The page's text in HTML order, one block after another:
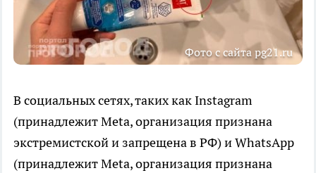
Фото с сайта pg21.ru
В социальных сетях, таких как Instagram
(принадлежит Meta, организация признана
экстремистской и запрещена в РФ) и WhatsApp
(принадлежит Meta, организация признана